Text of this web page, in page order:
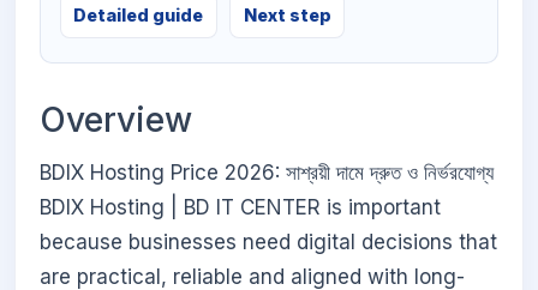
Detailed guide Next step
Overview
BDIX Hosting Price 2026: সাশ্রয়ী দামে দ্রুত ও নির্ভরযোগ্য
BDIX Hosting | BD IT CENTER is important
because businesses need digital decisions that
are practical, reliable and aligned with long-